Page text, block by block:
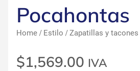
Pocahontas
Home / Estilo /Zapatillas y tacones
$1,569.00 IVA